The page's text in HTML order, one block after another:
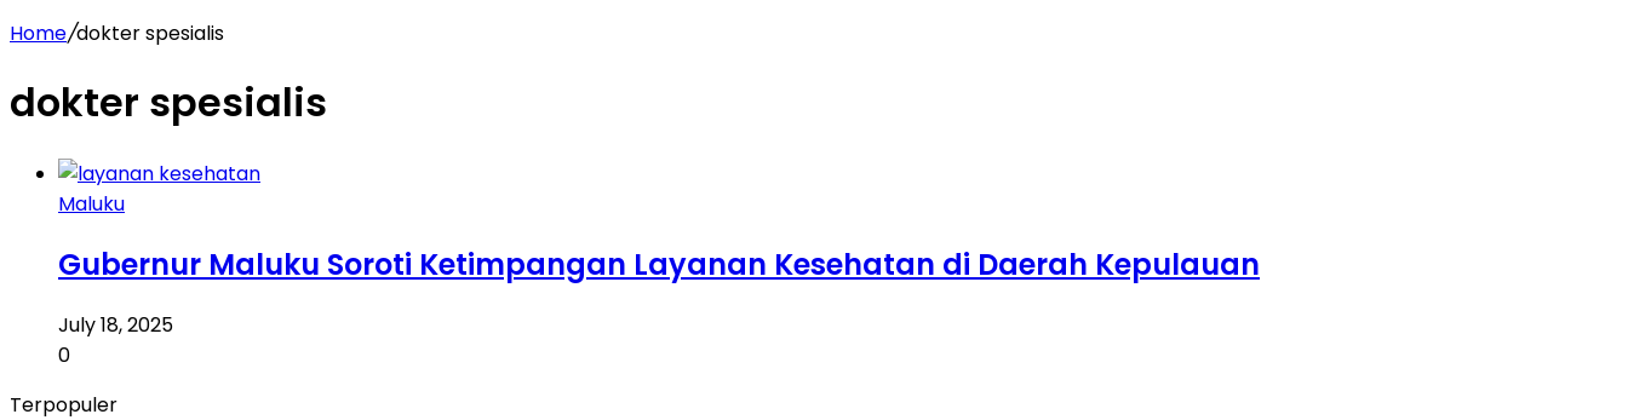
Home/dokter spesialis
dokter spesialis
Maluku
Gubernur Maluku Soroti Ketimpangan Layanan Kesehatan di Daerah Kepulauan
July 18, 2025
0
Terpopuler